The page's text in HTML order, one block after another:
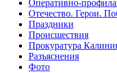
Оперативно-
Отечество. Герои.
Праздники
Происшествия
Прокуратура
Разъяснения
Фото